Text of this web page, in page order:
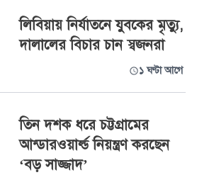
লিবিয়ায় নির্যাতনে যুবকের মৃত্যু,
দালালের বিচার চান স্বজনরা
১ ঘণ্টা আগে
তিন দশক ধরে চট্টগ্রামের
আন্ডারওয়ার্ল্ড নিয়ন্ত্রণ করছেন
‘বড় সাজ্জাদ’